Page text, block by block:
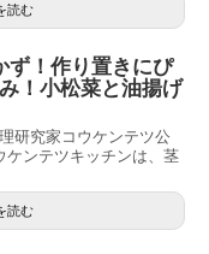
読む
ず！作り置きにぴ
！小松菜と油揚げ
研究家コウケンテツ公
ケンテツキッチンは、茎
読む